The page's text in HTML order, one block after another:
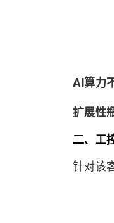
AI算力
扩展性
二、工控
针对该客